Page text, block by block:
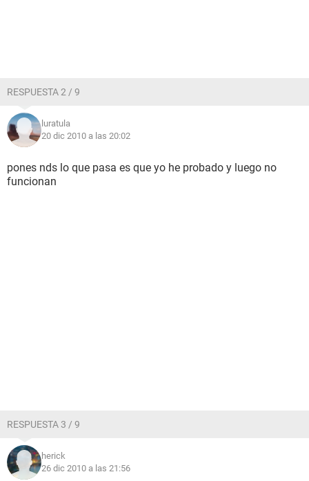
RESPUESTA 2 / 9
luratula
20 dic 2010 a las 20:02
pones nds lo que pasa es que yo he probado y luego no
funcionan
RESPUESTA 3 / 9
herick
26 dic 2010 a las 21:56